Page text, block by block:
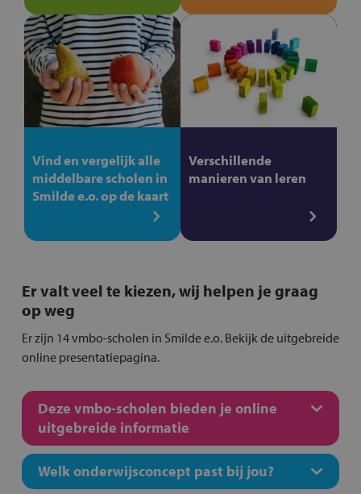
Vind en vergelijk alle
middelbare scholen in
Smilde e.o. op de kaart
Verschillende
manieren van leren
Er valt veel te kiezen, wij helpen je graag
op weg
Er zijn 14 vmbo-scholen in Smilde e.o. Bekijk de uitgebreide
online presentatiepagina.
Deze vmbo-scholen bieden je online
uitgebreide informatie
Welk onderwijsconcept past bij jou?